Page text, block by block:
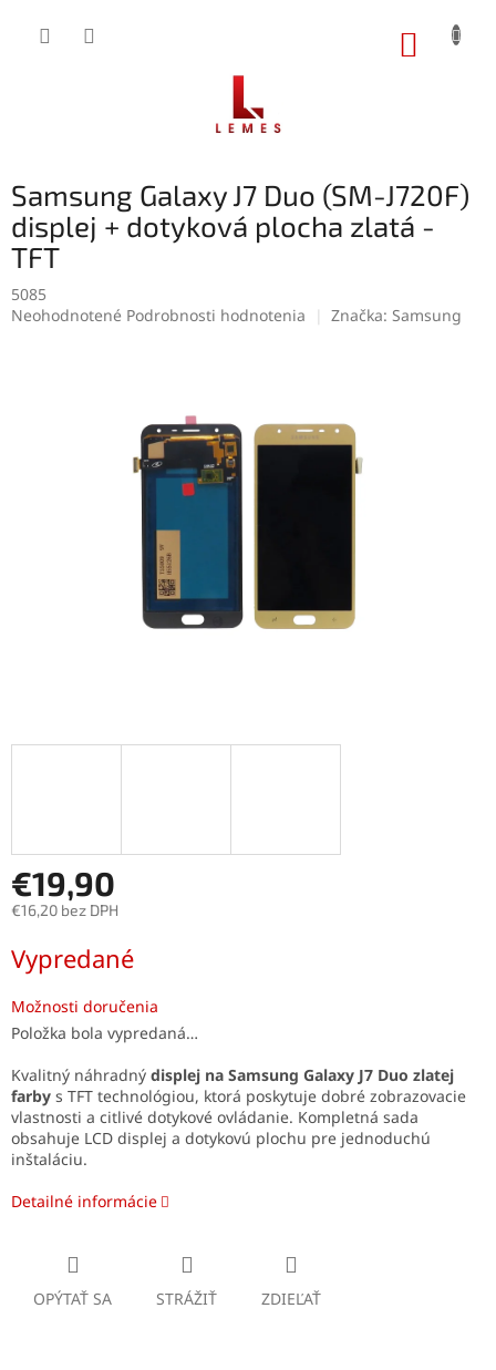
Samsung Galaxy J7 Duo (SM-J720F)
displej + dotyková plocha zlatá -
TFT
5085
Priemerné
Neohodnotené Podrobnosti hodnotenia Značka: Samsung
€19,90
€16,20 bez DPH
cena:
Vypredané
Možnosti doručenia
Položka bola vypredaná…
Kvalitný náhradný displej na Samsung Galaxy J7 Duo zlatej
farby s TFT technológiou, ktorá poskytuje dobré zobrazovacie
vlastnosti a citlivé dotykové ovládanie. Kompletná sada
obsahuje LCD displej a dotykovú plochu pre jednoduchú
inštaláciu.
Detailné informácie
OPÝTAŤ SA STRÁŽIŤ ZDIEĽAŤ